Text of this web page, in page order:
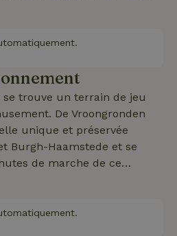
frais.
trouve un terrain de jeu
De Vroongronden
unique et préservée
Burgh-Haamstede et se
de marche de ce
dunes Natura 2000 est
pâturage et ses cerfs/daims.
de promenade et de